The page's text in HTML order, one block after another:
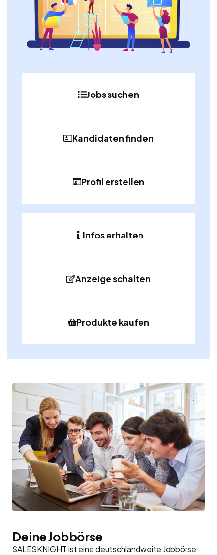
Jobs suchen
Kandidaten finden
Profil erstellen
Infos erhalten
Anzeige schalten
Produkte kaufen
Deine Jobbörse
SALESKNIGHT ist eine deutschlandweite Jobbörse